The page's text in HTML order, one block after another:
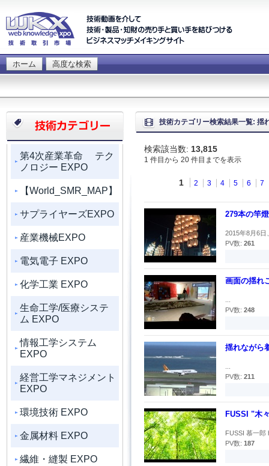
ホーム 高度な検索
第4次産業革命 テク
ノロジー EXPO
【World_SMR_MAP】
サプライヤーズEXPO
産業機械EXPO
電気電子 EXPO
化学工業 EXPO
生命工学/医療システ
ム EXPO
情報工学システム
EXPO
経営工学マネジメント
EXPO
環境技術 EXPO
金属材料 EXPO
繊維・縫製 EXPO
技術カテゴリー検索結果一覧: 揺
検索該当数: 13,815
1 件目から 20 件目までを表示
1 2 3 4 5 6 7
279本の竿
2015年8月6日
PV数: 261
画面の揺れ
PV数: 248
揺れながら
PV数: 211
FUSSI "木
FUSSI 慕一郎
PV数: 187